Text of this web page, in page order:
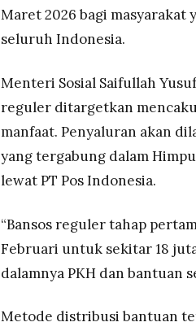
Maret 2026 bagi masyarakat
seluruh Indonesia.
Menteri Sosial Saifullah
reguler ditargetkan
manfaat. Penyaluran akan
yang tergabung dalam
lewat PT Pos Indonesia.
“Bansos reguler tahap
Februari untuk sekitar 18
dalamnya PKH dan bantuan
Metode distribusi bantuan